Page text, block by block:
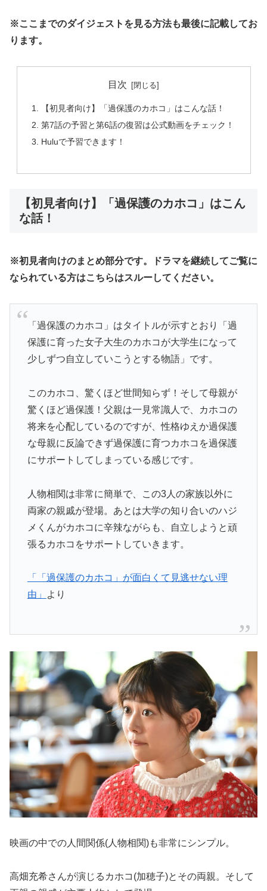
※ここまでのダイジェストを見る方法も最後に記載してお
ります。
目次
【初見者向け】「過保護のカホコ」はこんな話！
第7話の予習と第6話の復習は公式動画をチェック！
Huluで予習できます！
【初見者向け】「過保護のカホコ」はこん
な話！
※初見者向けのまとめ部分です。ドラマを継続してご覧に
なられている方はこちらはスルーしてください。
「過保護のカホコ」はタイトルが示すとおり「過
保護に育った女子大生のカホコが大学生になって
少しずつ自立していこうとする物語」です。
このカホコ、驚くほど世間知らず！そして母親が
驚くほど過保護！父親は一見常識人で、カホコの
将来を心配しているのですが、性格ゆえか過保護
な母親に反論できず過保護に育つカホコを過保護
にサポートしてしまっている感じです。
人物相関は非常に簡単で、この3人の家族以外に
両家の親戚が登場。あとは大学の知り合いのハジ
メくんがカホコに辛辣ながらも、自立しようと頑
張るカホコをサポートしていきます。
「「過保護のカホコ」が面白くて見逃せない理
由」
より
映画の中での人間関係(人物相関)も非常にシンプル。
高畑充希さんが演じるカホコ(加穂子)とその両親。そして